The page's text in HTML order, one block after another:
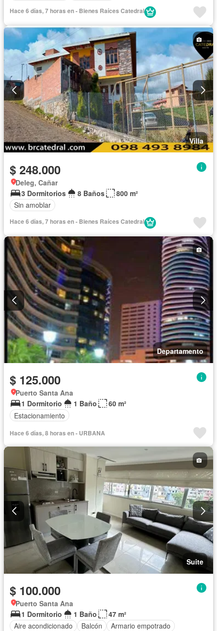
Hace 6 días, 7 horas en - Bienes Raíces Catedral
Villa
$ 248.000
Deleg, Cañar
3 Dormitorios
8 Baños
800 m²
Sin amoblar
Hace 6 días, 7 horas en - Bienes Raíces Catedral
Departamento
$ 125.000
Puerto Santa Ana
1 Dormitorio
1 Baño
60 m²
Estacionamiento
Hace 6 días, 8 horas en - URBANA
Suite
$ 100.000
Puerto Santa Ana
1 Dormitorio
1 Baño
47 m²
Aire acondicionado
Balcón Armario empotrado